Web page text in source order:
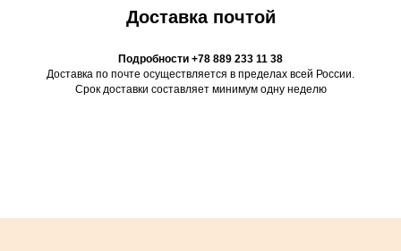
Доставка почтой
Подробности +78 889 233 11 38
Доставка по почте осуществляется в пределах всей России.
Срок доставки составляет минимум одну неделю